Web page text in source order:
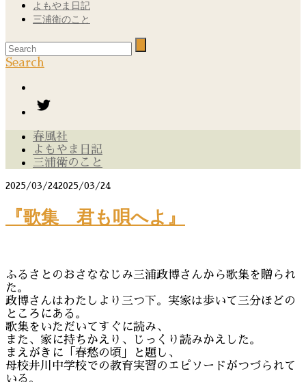
よもやま日記
三浦衛のこと
Search
春風社
よもやま日記
三浦衛のこと
2025/03/242025/03/24
『歌集 君も唄へよ』
ふるさとのおさななじみ三浦政博さんから歌集を贈られ
た。
政博さんはわたしより三つ下。実家は歩いて三分ほどの
ところにある。
歌集をいただいてすぐに読み、
また、家に持ちかえり、じっくり読みかえした。
まえがきに「春愁の頃」と題し、
母校井川中学校での教育実習のエピソードがつづられて
いる。